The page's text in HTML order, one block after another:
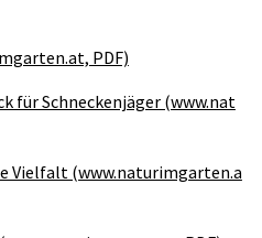
PDF)
für Schneckenjäger (www.nat
Vielfalt (www.naturimgarten.a